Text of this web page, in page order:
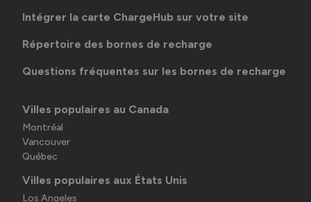
Intégrer la carte ChargeHub sur votre site
Répertoire des bornes de recharge
Questions fréquentes sur les bornes de recharge
Villes populaires au Canada
Montréal
Vancouver
Québec
Villes populaires aux États Unis
Los Angeles